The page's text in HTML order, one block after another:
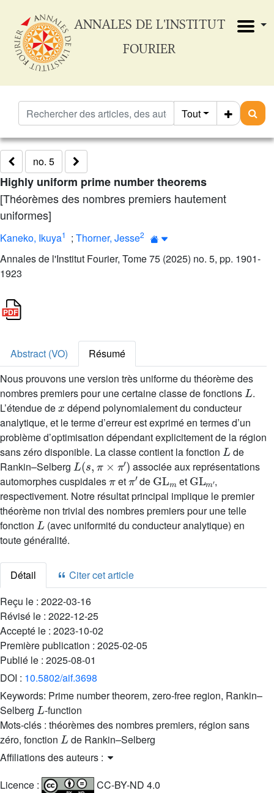
ANNALES DE L'INSTITUT
FOURIER
Tout
no. 5
Highly uniform prime number theorems
[Théorèmes des nombres premiers hautement
uniformes]
Kaneko, Ikuya1 ; Thorner, Jesse2
Annales de l'Institut Fourier, Tome 75 (2025) no. 5, pp. 1901-
1923
Abstract (VO)
Résumé
Nous prouvons une version très uniforme du théorème des
nombres premiers pour une certaine classe de fonctions
L
.
L’étendue de
x
dépend polynomialement du conducteur
analytique, et le terme d’erreur est exprimé en termes d’un
problème d’optimisation dépendant explicitement de la région
sans zéro disponible. La classe contient la fonction
L
de
Rankin–Selberg
L(s, π×π′)
associée aux représentations
automorphes cuspidales
π
et
π′
de
GLm
et
GLm′
,
respectivement. Notre résultat principal implique le premier
théorème non trivial des nombres premiers pour une telle
fonction
L
(avec uniformité du conducteur analytique) en
toute généralité.
Détail
Citer cet article
Reçu le : 2022-03-16
Révisé le : 2022-12-25
Accepté le : 2023-10-02
Première publication : 2025-02-05
Publié le : 2025-08-01
DOI : 10.5802/aif.3698
Keywords: Prime number theorem, zero-free region, Rankin–
Selberg
L
-function
Mots-clés : théorèmes des nombres premiers, région sans
zéro, fonction
L
de Rankin–Selberg
Affiliations des auteurs :
Licence :
CC-BY-ND 4.0